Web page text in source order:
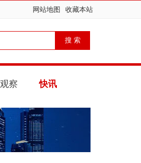
网站地图 收藏本站
观察 快讯